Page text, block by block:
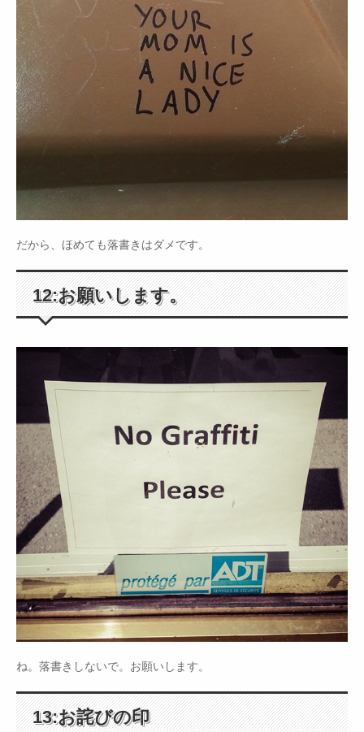
だから、ほめても落書きはダメです。
12:お願いします。
ね。落書きしないで。お願いします。
13:お詫びの印